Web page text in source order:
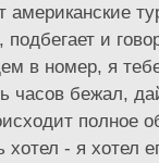
американские
подбегает и
в номер, я
часов бежал,
полное
хотел - я хотел